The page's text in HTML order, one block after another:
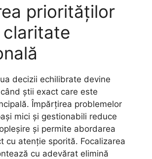
priorităților
decizii echilibrate devine
știi exact care este
Împărțirea problemelor
mici și gestionabili reduce
și permite abordarea
cu atenție sporită. Focalizarea
cu adevărat elimină